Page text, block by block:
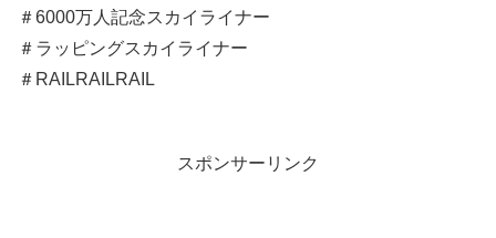
＃6000万人記念スカイライナー
＃ラッピングスカイライナー
＃RAILRAILRAIL
スポンサーリンク